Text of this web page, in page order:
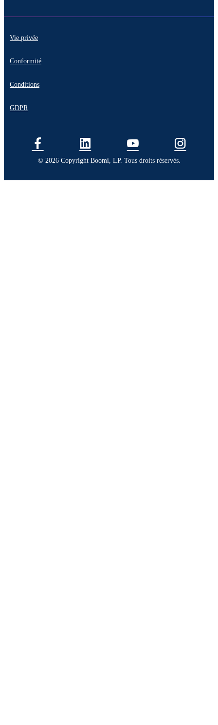
Vie privée
Conformité
Conditions
GDPR
© 2026 Copyright Boomi, LP. Tous droits réservés.